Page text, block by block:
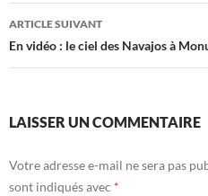
articles
ARTICLE SUIVANT
En vidéo : le ciel des Navajos à
LAISSER UN COMMENTAIRE
Votre adresse e-mail ne sera pas
sont indiqués avec *